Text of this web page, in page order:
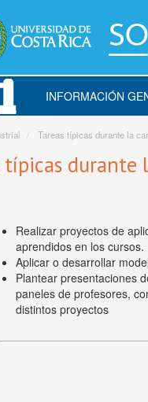
INFORMACIÓN
Tareas típicas durante la
típicas durante
Realizar proyectos de
aprendidos en los cursos.
Aplicar o desarrollar
Plantear presentaciones
paneles de profesores,
distintos proyectos